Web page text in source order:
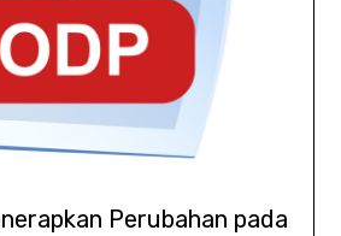
Perubahan pada